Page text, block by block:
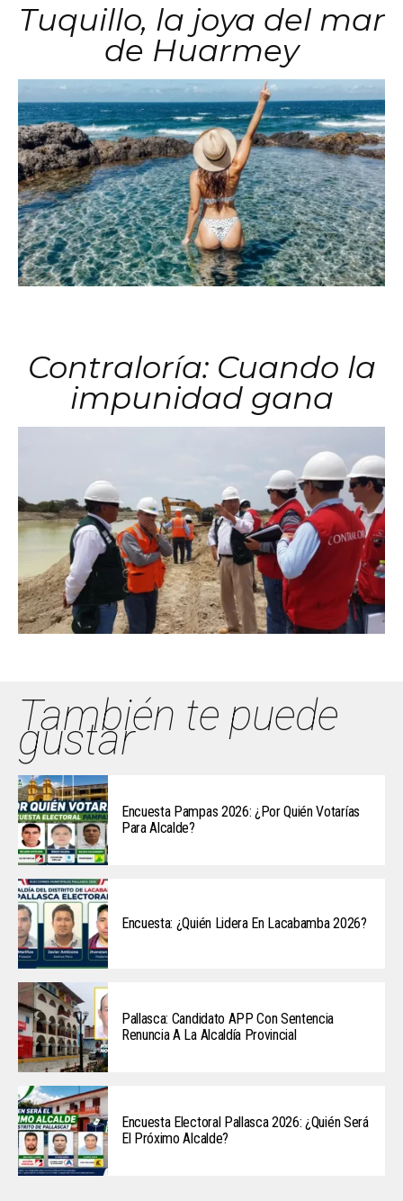
Tuquillo, la joya del mar
de Huarmey
Contraloría: Cuando la
impunidad gana
También te puede
gustar
Encuesta Pampas 2026: ¿Por Quién Votarías
Para Alcalde?
Encuesta: ¿Quién Lidera En Lacabamba 2026?
Pallasca: Candidato APP Con Sentencia
Renuncia A La Alcaldía Provincial
Encuesta Electoral Pallasca 2026: ¿Quién Será
El Próximo Alcalde?